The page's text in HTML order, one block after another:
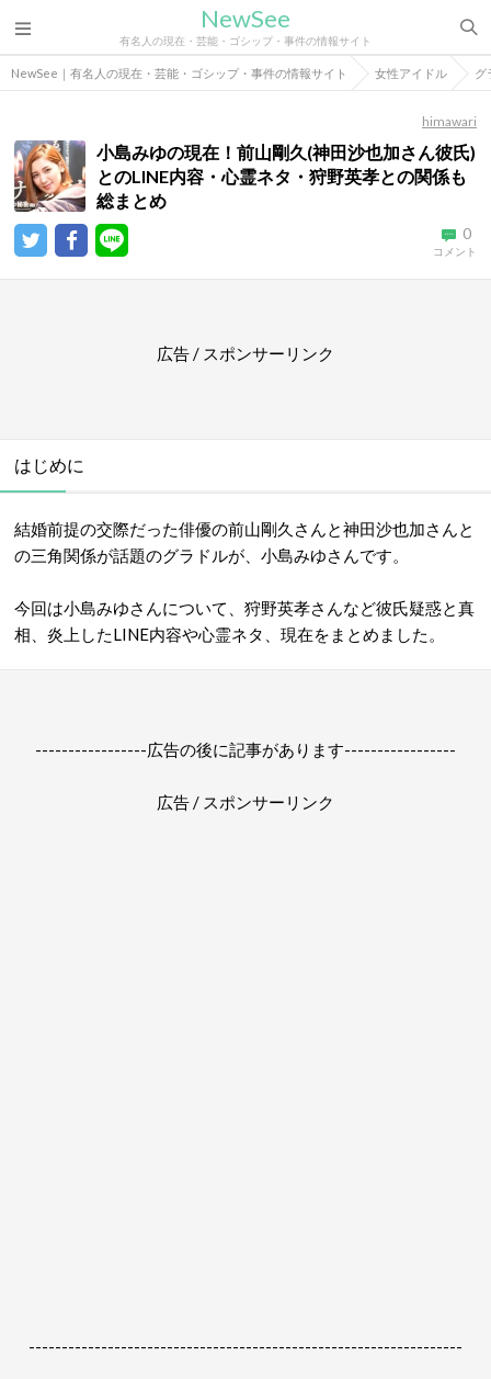
NewSee
有名人の現在・芸能・ゴシップ・事件の情報サイト
NewSee｜有名人の現在・芸能・ゴシップ・事件の情報サイト 女性アイドル グ
himawari
小島みゆの現在！前山剛久(神田沙也加さん彼氏)
とのLINE内容・心霊ネタ・狩野英孝との関係も
総まとめ
0
コメント
広告 / スポンサーリンク
はじめに
結婚前提の交際だった俳優の前山剛久さんと神田沙也加さんと
の三角関係が話題のグラドルが、小島みゆさんです。
今回は小島みゆさんについて、狩野英孝さんなど彼氏疑惑と真
相、炎上したLINE内容や心霊ネタ、現在をまとめました。
-----------------広告の後に記事があります-----------------
広告 / スポンサーリンク
------------------------------------------------------------------